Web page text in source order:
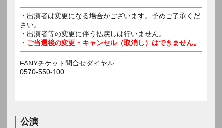
・出演者は変更になる場合がございます。予めご了承くだ
さい。
・出演者等の変更に伴う払戻しは行いません。
・ご当選後の変更・キャンセル（取消し）はできません。
FANYチケット問合せダイヤル
0570-550-100
公演